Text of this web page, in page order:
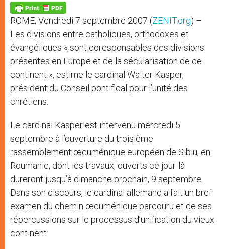
p
p
g
e
r
o
k
ROME, Vendredi 7 septembre 2007 (ZENIT.org) –
Les divisions entre catholiques, orthodoxes et
évangéliques « sont coresponsables des divisions
présentes en Europe et de la sécularisation de ce
continent », estime le cardinal Walter Kasper,
président du Conseil pontifical pour l’unité des
chrétiens.
Le cardinal Kasper est intervenu mercredi 5
septembre à l’ouverture du troisième
rassemblement œcuménique européen de Sibiu, en
Roumanie, dont les travaux, ouverts ce jour-là
dureront jusqu’à dimanche prochain, 9 septembre.
Dans son discours, le cardinal allemand a fait un bref
examen du chemin œcuménique parcouru et de ses
répercussions sur le processus d’unification du vieux
continent.